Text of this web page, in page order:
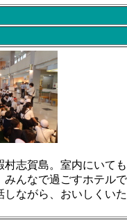
志賀島。室内にいて
んなで過ごすホテル
ながら、おいしくい